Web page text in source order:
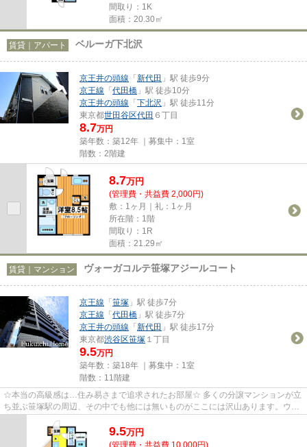
間取り：1K
面積：20.30㎡
賃貸｜アパート ベルーガ下北沢
京王井の頭線 「新代田 」駅 徒歩9分
京王線 「代田橋 」駅 徒歩10分
京王井の頭線 「下北沢 」駅 徒歩11分
東京都世田谷区代田 ６丁目
8.7万円
築年数：築12年 ｜募集中： 1室
階数：2階建
8.7万円
(管理費・共益費 2,000円)
敷：1ヶ月｜礼：1ヶ月
所在階：1階
間取り：1R
面積：21.29㎡
賃貸｜マンション ヴォーガコルテ笹塚アジールコート
京王線 「笹塚 」駅 徒歩7分
京王線 「代田橋 」駅 徒歩7分
京王井の頭線 「新代田 」駅 徒歩17分
東京都渋谷区笹塚 １丁目
9.5万円
築年数：築18年 ｜募集中： 1室
階数：11階建
☆本当の高級感は…住み易さまで追求されたお部屋☆ 多くの分譲マンションが立
ち並ぶ笹塚駅の周辺、その中でも他には無いものがここには沢山あります。ウォ
ークインクローゼットでお荷物...
9.5万円
(管理費・共益費 10,000円)